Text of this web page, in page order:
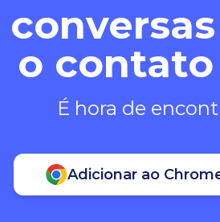
o
É hora de
Adicionar ao